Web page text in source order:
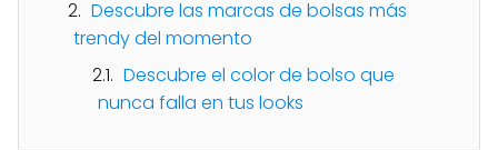
Descubre las marcas de bolsas más
trendy del momento
Descubre el color de bolso que
nunca falla en tus looks